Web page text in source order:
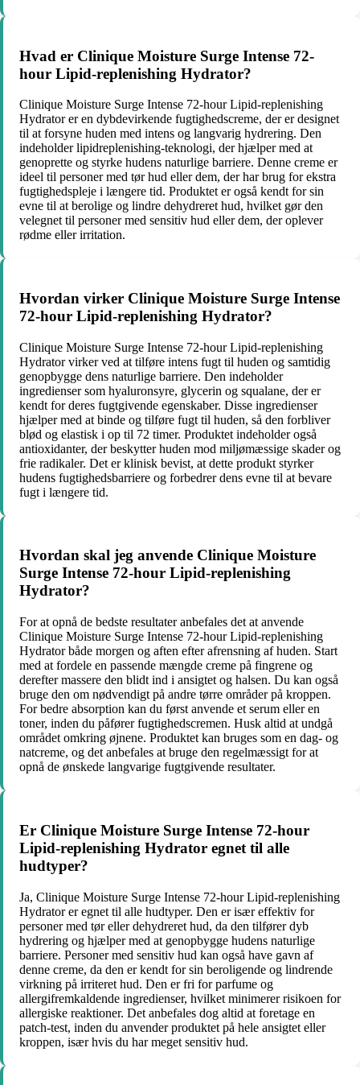
Hvad er Clinique Moisture Surge Intense 72-
hour Lipid-replenishing Hydrator?
Clinique Moisture Surge Intense 72-hour Lipid-replenishing
Hydrator er en dybdevirkende fugtighedscreme, der er designet
til at forsyne huden med intens og langvarig hydrering. Den
indeholder lipidreplenishing-teknologi, der hjælper med at
genoprette og styrke hudens naturlige barriere. Denne creme er
ideel til personer med tør hud eller dem, der har brug for ekstra
fugtighedspleje i længere tid. Produktet er også kendt for sin
evne til at berolige og lindre dehydreret hud, hvilket gør den
velegnet til personer med sensitiv hud eller dem, der oplever
rødme eller irritation.
Hvordan virker Clinique Moisture Surge Intense
72-hour Lipid-replenishing Hydrator?
Clinique Moisture Surge Intense 72-hour Lipid-replenishing
Hydrator virker ved at tilføre intens fugt til huden og samtidig
genopbygge dens naturlige barriere. Den indeholder
ingredienser som hyaluronsyre, glycerin og squalane, der er
kendt for deres fugtgivende egenskaber. Disse ingredienser
hjælper med at binde og tilføre fugt til huden, så den forbliver
blød og elastisk i op til 72 timer. Produktet indeholder også
antioxidanter, der beskytter huden mod miljømæssige skader og
frie radikaler. Det er klinisk bevist, at dette produkt styrker
hudens fugtighedsbarriere og forbedrer dens evne til at bevare
fugt i længere tid.
Hvordan skal jeg anvende Clinique Moisture
Surge Intense 72-hour Lipid-replenishing
Hydrator?
For at opnå de bedste resultater anbefales det at anvende
Clinique Moisture Surge Intense 72-hour Lipid-replenishing
Hydrator både morgen og aften efter afrensning af huden. Start
med at fordele en passende mængde creme på fingrene og
derefter massere den blidt ind i ansigtet og halsen. Du kan også
bruge den om nødvendigt på andre tørre områder på kroppen.
For bedre absorption kan du først anvende et serum eller en
toner, inden du påfører fugtighedscremen. Husk altid at undgå
området omkring øjnene. Produktet kan bruges som en dag- og
natcreme, og det anbefales at bruge den regelmæssigt for at
opnå de ønskede langvarige fugtgivende resultater.
Er Clinique Moisture Surge Intense 72-hour
Lipid-replenishing Hydrator egnet til alle
hudtyper?
Ja, Clinique Moisture Surge Intense 72-hour Lipid-replenishing
Hydrator er egnet til alle hudtyper. Den er især effektiv for
personer med tør eller dehydreret hud, da den tilfører dyb
hydrering og hjælper med at genopbygge hudens naturlige
barriere. Personer med sensitiv hud kan også have gavn af
denne creme, da den er kendt for sin beroligende og lindrende
virkning på irriteret hud. Den er fri for parfume og
allergifremkaldende ingredienser, hvilket minimerer risikoen for
allergiske reaktioner. Det anbefales dog altid at foretage en
patch-test, inden du anvender produktet på hele ansigtet eller
kroppen, især hvis du har meget sensitiv hud.